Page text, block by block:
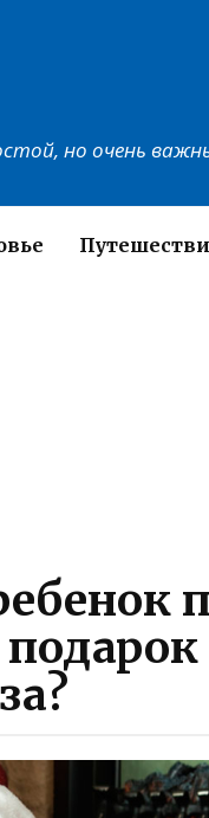
но очень